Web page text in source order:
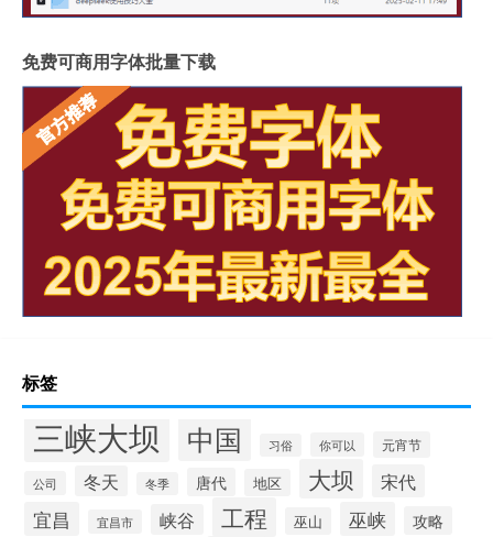
免费可商用字体批量下载
标签
三峡大坝 中国 习俗 你可以 元宵节
公司 冬天 冬季 唐代 地区 大坝 宋代
宜昌 宜昌市 峡谷 工程 巫山 巫峡 攻略